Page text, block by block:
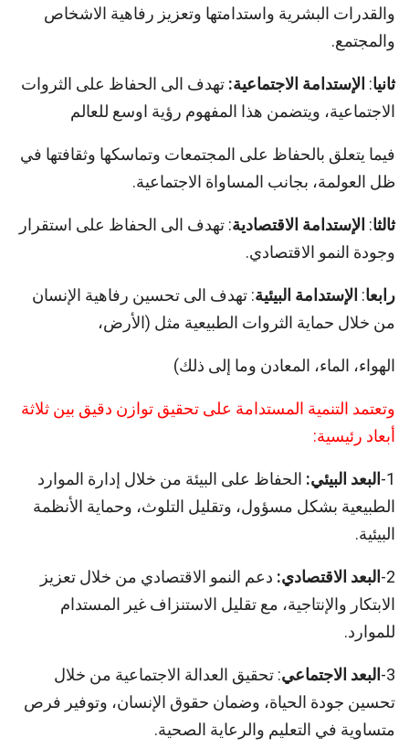
والقدرات البشرية واستدامتها وتعزيز رفاهية الاشخاص
والمجتمع.
ثانيا: الإستدامة الاجتماعية: تهدف الى الحفاظ على الثروات
الاجتماعية، ويتضمن هذا المفهوم رؤية اوسع للعالم
فيما يتعلق بالحفاظ على المجتمعات وتماسكها وثقافتها في
ظل العولمة، بجانب المساواة الاجتماعية.
ثالثا: الإستدامة الاقتصادية: تهدف الى الحفاظ على استقرار
وجودة النمو الاقتصادي.
رابعا: الإستدامة البيئية: تهدف الى تحسين رفاهية الإنسان
من خلال حماية الثروات الطبيعية مثل (الأرض،
الهواء، الماء، المعادن وما إلى ذلك)
وتعتمد التنمية المستدامة على تحقيق توازن دقيق بين ثلاثة
أبعاد رئيسية:
1- البعد البيئي: الحفاظ على البيئة من خلال إدارة الموارد
الطبيعية بشكل مسؤول، وتقليل التلوث، وحماية الأنظمة
البيئية.
2- البعد الاقتصادي: دعم النمو الاقتصادي من خلال تعزيز
الابتكار والإنتاجية، مع تقليل الاستنزاف غير المستدام
للموارد.
3- البعد الاجتماعي: تحقيق العدالة الاجتماعية من خلال
تحسين جودة الحياة، وضمان حقوق الإنسان، وتوفير فرص
متساوية في التعليم والرعاية الصحية.